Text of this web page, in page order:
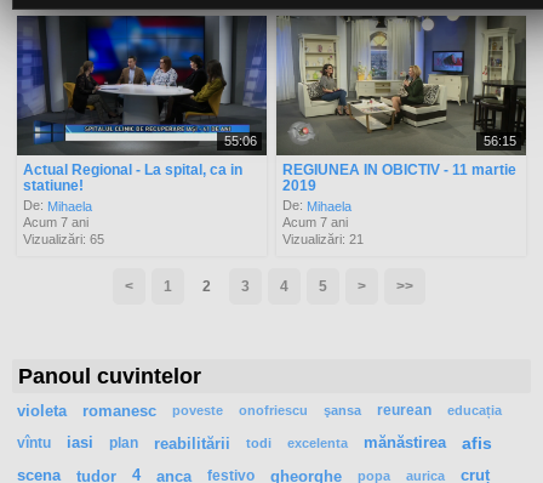
55:06
Actual Regional - La spital, ca in
statiune!
De: Mihaela
Acum 7 ani
Vizualizări: 65
56:15
REGIUNEA IN OBICTIV - 11 martie
2019
De: Mihaela
Acum 7 ani
Vizualizări: 21
< 1 2 3 4 5 > >>
Panoul cuvintelor
violeta romanesc poveste onofriescu şansa reurean educația
vîntu iasi plan reabilitării todi excelenta mănăstirea afis
scena tudor 4 anca festivo gheorghe popa aurica cruț